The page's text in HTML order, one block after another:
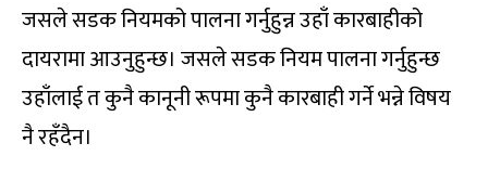
जसले सडक नियमको पालना गर्नुहुन्न उहाँ कारबाहीको
दायरामा आउनुहुन्छ। जसले सडक नियम पालना गर्नुहुन्छ
उहाँलाई त कुनै कानूनी रूपमा कुनै कारबाही गर्ने भन्ने विषय
नै रहँदैन।